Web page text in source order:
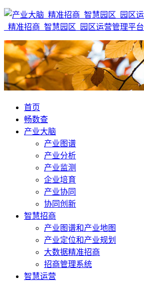
_精准招商_智慧园区_园区运营管理平台
首页
畅数查
产业大脑
产业图谱
产业分析
产业监测
企业培育
产业协同
协同创新
智慧招商
产业图谱和产业地图
产业定位和产业规划
大数据精准招商
招商管理系统
智慧运营